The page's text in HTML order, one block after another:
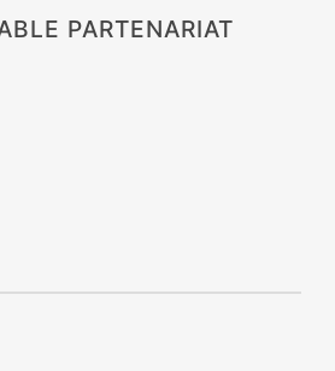
PARTENARIAT